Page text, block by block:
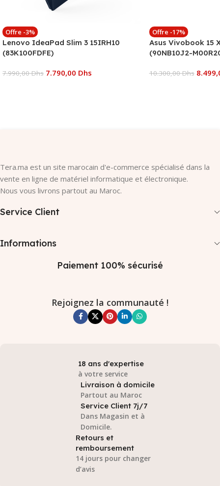
Offre -3%
Lenovo IdeaPad Slim 3 15IRH10
(83K100FDFE)
7.990,00Dhs 7.790,00 Dhs
Offre -17%
Asus Vivobook 15
(90NB10J2-
10.300,00Dhs
Tera.ma est un site marocain d'e-commerce spécialisé dans la
vente en ligne de matériel informatique et électronique.
Nous vous livrons partout au Maroc.
Service Client
Informations
Paiement 100% sécurisé
Rejoignez la communauté !
18 ans d'expertise
à votre service
Livraison à domicile
Partout au Maroc
Service Client 7j/7
Dans Magasin et à
Domicile.
Retours et
remboursement
14 jours pour changer
d’avis